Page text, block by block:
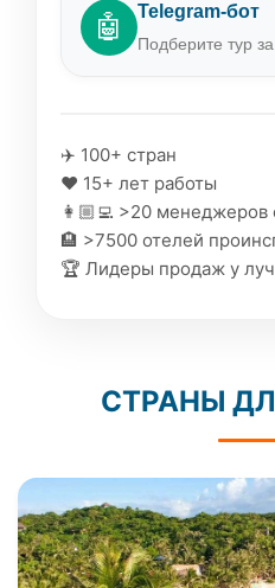
🤖 Telegram-бот
Подберите тур
✈️ 100+ стран
❤️ 15+ лет работы
👩🏼‍💻 >20
🏨 >7500 отелей
🏆 Лидеры продаж у
СТРАНЫ